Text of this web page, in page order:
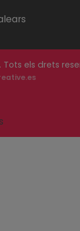
Tots els drets